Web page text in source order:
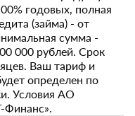
годовых, полная
(займа) - от
сумма -
000 рублей. Срок
Ваш тариф и
определен по
Условия АО